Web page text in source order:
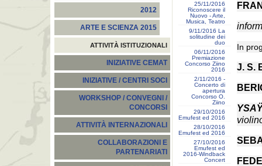
2012
ARTE E SCIENZA 2015
ATTIVITÀ ISTITUZIONALI
INIZIATIVE CEMAT
INIZIATIVE / CENTRI SOCI
WORKSHOP / CONVEGNI /
CONCORSI
ATTIVITÀ INTERNAZIONALI
COLLABORAZIONI E
PARTENARIATI
25/11/2016
Riconoscere il
Nuovo - Arte,
Musica, Teatro
9/11/2016 La
solitudine dei
duo
06/11/2016
Premiazione
Concorso Ziino
2016
2/11/2016 -
Concerto di
apertura
Concorso O.
Ziino
29/10/2016
Emufest ed 2016
28/10/2016
Emufest ed 2016
27/10/2016
Emufest ed
2016-Windback
Concert
In
J. S.